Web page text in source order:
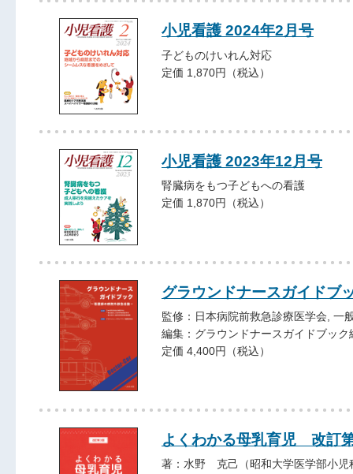
小児看護 2024年2月号
子どものけいれん対応
定価 1,870円（税込）
小児看護 2023年12月号
腎臓病をもつ子どもへの看護
定価 1,870円（税込）
グラウンドナースガイドブ
監修：日本病院前救急診療医学会, 一
編集：グラウンドナースガイドブック
定価 4,400円（税込）
よくわかる母乳育児 改訂
著：水野 克己（昭和大学医学部小児